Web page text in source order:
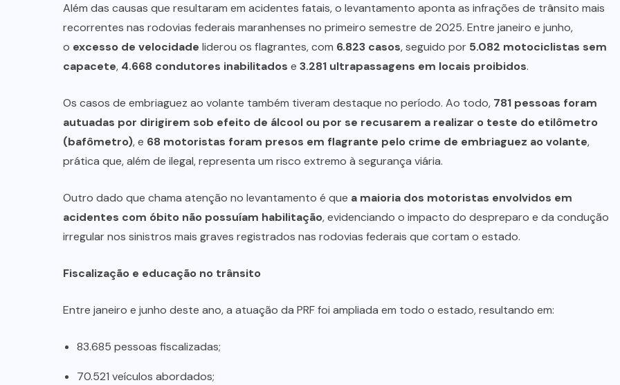
Além das causas que resultaram em acidentes fatais, o levantamento aponta as infrações de trânsito mais
recorrentes nas rodovias federais maranhenses no primeiro semestre de 2025. Entre janeiro e junho,
o excesso de velocidade liderou os flagrantes, com 6.823 casos, seguido por 5.082 motociclistas sem
capacete, 4.668 condutores inabilitados e 3.281 ultrapassagens em locais proibidos.
Os casos de embriaguez ao volante também tiveram destaque no período. Ao todo, 781 pessoas foram
autuadas por dirigirem sob efeito de álcool ou por se recusarem a realizar o teste do etilômetro
(bafômetro), e 68 motoristas foram presos em flagrante pelo crime de embriaguez ao volante,
prática que, além de ilegal, representa um risco extremo à segurança viária.
Outro dado que chama atenção no levantamento é que a maioria dos motoristas envolvidos em
acidentes com óbito não possuíam habilitação, evidenciando o impacto do despreparo e da condução
irregular nos sinistros mais graves registrados nas rodovias federais que cortam o estado.
Fiscalização e educação no trânsito
Entre janeiro e junho deste ano, a atuação da PRF foi ampliada em todo o estado, resultando em:
83.685 pessoas fiscalizadas;
70.521 veículos abordados;